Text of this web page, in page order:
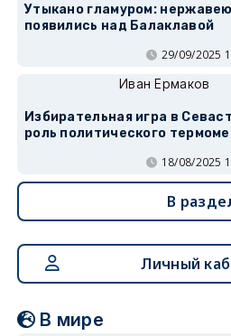
Утыкано гламуром:
появились над Балаклавой
29/09/2025
Иван Ермаков
Избирательная игра в
роль политического
18/08/2025
В
Личный
В мире